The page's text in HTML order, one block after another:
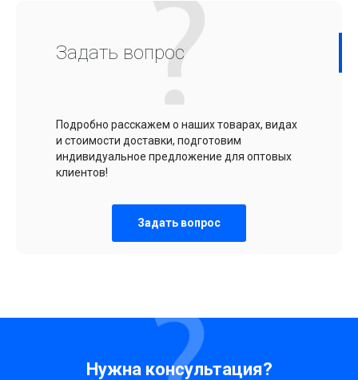
Задать вопрос
Подробно расскажем о наших товарах, видах
и стоимости доставки, подготовим
индивидуальное предложение для оптовых
клиентов!
Задать вопрос
Нужна консультация?